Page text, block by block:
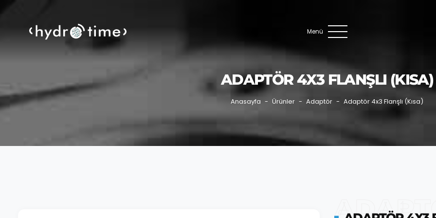
Menü
ADAPTÖR 4X3 FLANŞLI (KISA)
Anasayfa Ürünler Adaptör Adaptör 4x3 Flanşlı (Kısa)